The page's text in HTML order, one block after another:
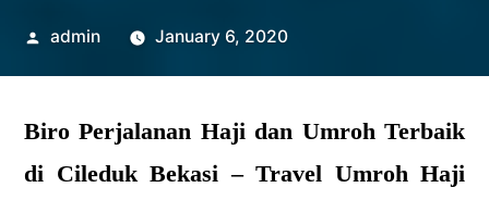
Posted
admin January 6, 2020
Biro Perjalanan Haji dan Umroh Terbaik
di Cileduk Bekasi – Travel Umroh Haji